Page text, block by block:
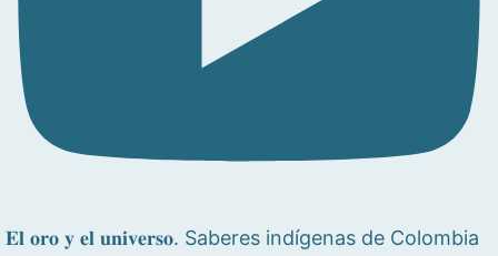
𝐄𝐥 𝐨𝐫𝐨 𝐲 𝐞𝐥 𝐮𝐧𝐢𝐯𝐞𝐫𝐬𝐨. Saberes indígenas de Colombia